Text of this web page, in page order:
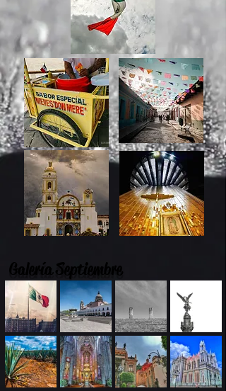
Galería Septiembre